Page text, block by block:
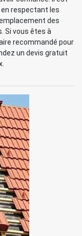
respectant les
des
Si vous êtes à
recommandé pour
un devis gratuit